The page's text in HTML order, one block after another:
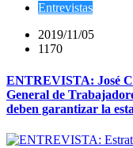
Entrevistas
2019/11/05
1170
ENTREVISTA: José
General de
deben garantizar la